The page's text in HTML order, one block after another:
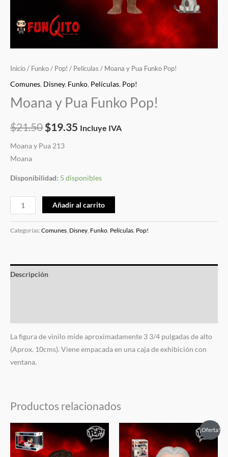
Inicio / Funko / Pop! / Películas / Moana y Pua Funko Pop!
Comunes, Disney, Funko, Películas, Pop!
Moana y Pua Funko Pop!
$21.50 $19.35 Incluye IVA
Moana y Pua 213
Moana
Disponibilidad: 5 disponibles
Añadir al carrito
Categorías: Comunes Disney Funko Películas Pop!
Descripción
La figura de vinilo mide aproximadamente 3 3/4 pulgadas de alto
(Aprox. 10cms). Viene empacada en una caja de exhibición con
ventana.
Productos relacionados
El
precio
original
era:
precio
actual
es:
¡Oferta!
El
precio
original
era:
precio
actual
es: